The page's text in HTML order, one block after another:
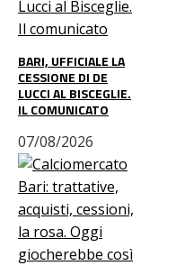
BARI, UFFICIALE LA
CESSIONE DI DE
LUCCI AL BISCEGLIE.
IL COMUNICATO
07/08/2026